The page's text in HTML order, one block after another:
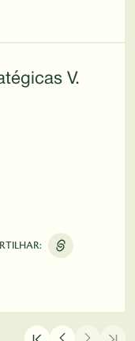
V.